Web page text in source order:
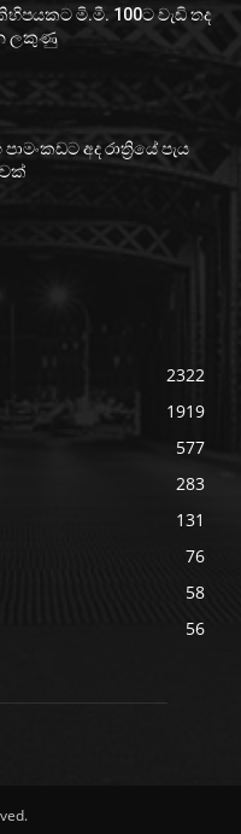
මි.මී. 100ට වැඩි තද
ලකුණු
අද රාත්‍රියේ පැය
2322
1919
577
283
131
76
58
56